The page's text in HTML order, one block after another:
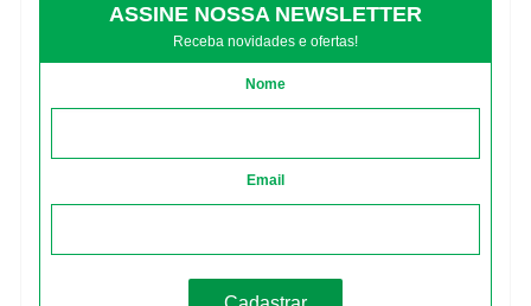
ASSINE NOSSA NEWSLETTER
Receba novidades e ofertas!
Nome
Email